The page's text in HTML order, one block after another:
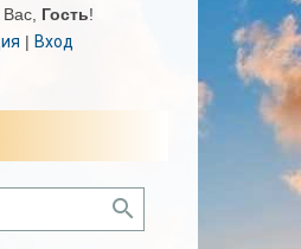
Вас, Гость!
| Вход